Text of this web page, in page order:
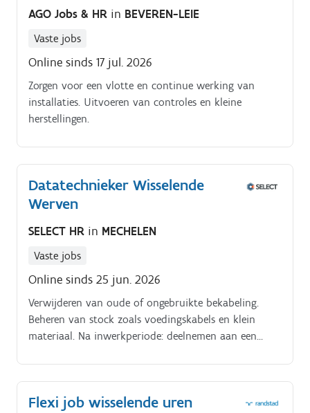
AGO Jobs & HR in BEVEREN-LEIE
Vaste jobs
Online sinds 17 jul. 2026
Zorgen voor een vlotte en continue werking van
installaties. Uitvoeren van controles en kleine
herstellingen.
Datatechnieker Wisselende
Werven
SELECT HR in MECHELEN
Vaste jobs
Online sinds 25 jun. 2026
Verwijderen van oude of ongebruikte bekabeling.
Beheren van stock zoals voedingskabels en klein
materiaal. Na inwerkperiode: deelnemen aan een
Flexi job wisselende uren